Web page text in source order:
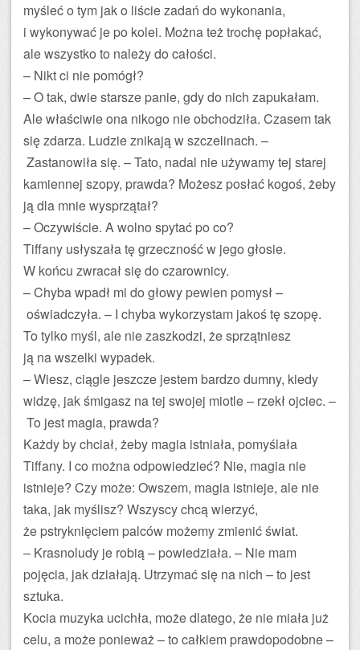
myśleć o tym jak o liście zadań do wykonania,
i wykonywać je po kolei. Można też trochę popłakać,
ale wszystko to należy do całości.
– Nikt ci nie pomógł?
– O tak, dwie starsze panie, gdy do nich zapukałam.
Ale właściwie ona nikogo nie obchodziła. Czasem tak
się zdarza. Ludzie znikają w szczelinach. –
Zastanowiła się. – Tato, nadal nie używamy tej starej
kamiennej szopy, prawda? Możesz posłać kogoś, żeby
ją dla mnie wysprzątał?
– Oczywiście. A wolno spytać po co?
Tiffany usłyszała tę grzeczność w jego głosie.
W końcu zwracał się do czarownicy.
– Chyba wpadł mi do głowy pewien pomysł –
oświadczyła. – I chyba wykorzystam jakoś tę szopę.
To tylko myśl, ale nie zaszkodzi, że sprzątniesz
ją na wszelki wypadek.
– Wiesz, ciągle jeszcze jestem bardzo dumny, kiedy
widzę, jak śmigasz na tej swojej miotle – rzekł ojciec. –
To jest magia, prawda?
Każdy by chciał, żeby magia istniała, pomyślała
Tiffany. I co można odpowiedzieć? Nie, magia nie
istnieje? Czy może: Owszem, magia istnieje, ale nie
taka, jak myślisz? Wszyscy chcą wierzyć,
że pstryknięciem palców możemy zmienić świat.
– Krasnoludy je robią – powiedziała. – Nie mam
pojęcia, jak działają. Utrzymać się na nich – to jest
sztuka.
Kocia muzyka ucichła, może dlatego, że nie miała już
celu, a może ponieważ – to całkiem prawdopodobne –